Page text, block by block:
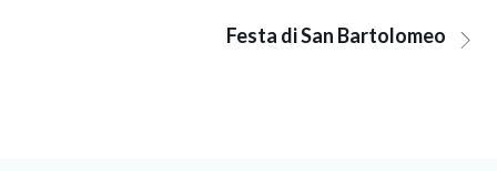
Festa di San Bartolomeo